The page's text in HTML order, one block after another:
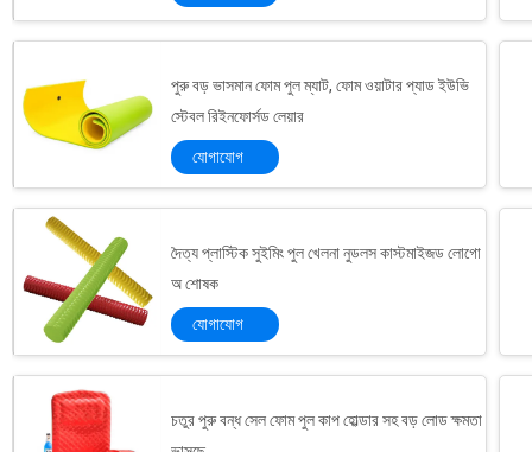
পুরু বড় ভাসমান ফোম পুল ম্যাট, ফোম ওয়াটার প্যাড ইউভি
স্টেবল রিইনফোর্সড লেয়ার
যোগাযোগ
দৈত্য প্লাস্টিক সুইমিং পুল খেলনা নুডলস কাস্টমাইজড লোগো
অ শোষক
যোগাযোগ
চতুর পুরু বন্ধ সেল ফোম পুল কাপ হোল্ডার সহ বড় লোড ক্ষমতা